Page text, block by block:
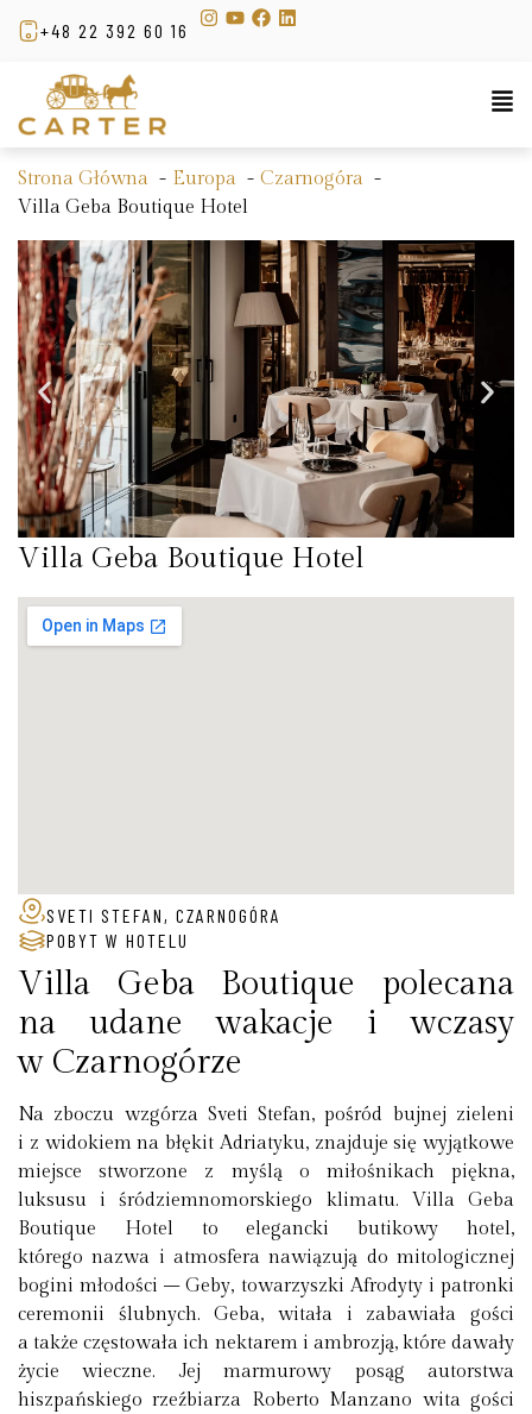
+48 22 392 60 16
Strona Główna Europa
Czarnogóra
Villa Geba Boutique Hotel
Villa Geba Boutique Hotel
SVETI STEFAN, CZARNOGÓRA
POBYT W HOTELU
Villa Geba Boutique polecana
na udane wakacje i wczasy
w Czarnogórze
Na zboczu wzgórza Sveti Stefan, pośród bujnej zieleni
i z widokiem na błękit Adriatyku, znajduje się wyjątkowe
miejsce stworzone z myślą o miłośnikach piękna,
luksusu i śródziemnomorskiego klimatu. Villa Geba
Boutique Hotel to elegancki butikowy hotel,
którego nazwa i atmosfera nawiązują do mitologicznej
bogini młodości – Geby, towarzyszki Afrodyty i patronki
ceremonii ślubnych. Geba, witała i zabawiała gości
a także częstowała ich nektarem i ambrozją, które dawały
życie wieczne. Jej marmurowy posąg autorstwa
hiszpańskiego rzeźbiarza Roberto Manzano wita gości